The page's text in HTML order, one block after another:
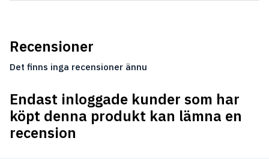
Recensioner
Det finns inga recensioner ännu
Endast inloggade kunder som har
köpt denna produkt kan lämna en
recension